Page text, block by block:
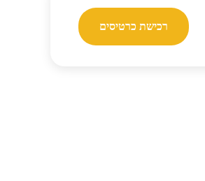
רכישת כרטיסים